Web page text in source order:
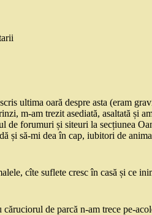
ultima oară despre asta (eram
m-am trezit asediată, asaltată și
de forumuri și siteuri la secțiunea
și să-mi dea în cap, iubitori de
cîte suflete cresc în casă și ce
de parcă n-am trece pe-